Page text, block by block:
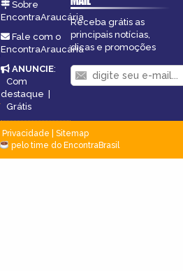
Sobre
EncontraAraucária
Fale com o
EncontraAraucária
ANUNCIE:
Com
destaque |
Grátis
Receba grátis as
principais notícias,
dicas e promoções
Privacidade
Sitemap
pelo time do EncontraBrasil